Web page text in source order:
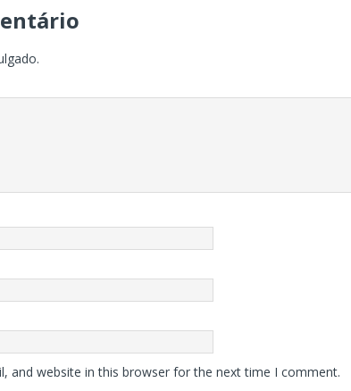
and website in this browser for the next time I comment.